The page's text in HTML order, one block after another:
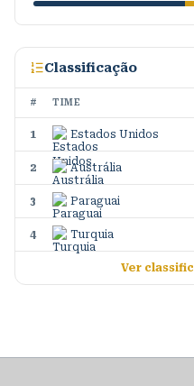
Classificação
# TIME
1 Estados Unidos
2 Austrália
3 Paraguai
4 Turquia
Ver